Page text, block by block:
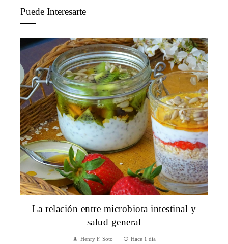
Puede Interesarte
La relación entre microbiota intestinal y
salud general
Henry F. Soto Hace 1 día